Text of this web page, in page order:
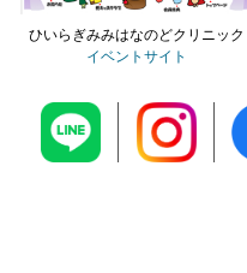
ひいらぎみみはなのどクリニック
イベントサイト